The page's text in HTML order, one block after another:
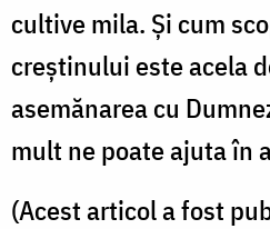
cultive mila. Și cum
creștinului este acela
asemănarea cu
mult ne poate ajuta în
(Acest articol a fost